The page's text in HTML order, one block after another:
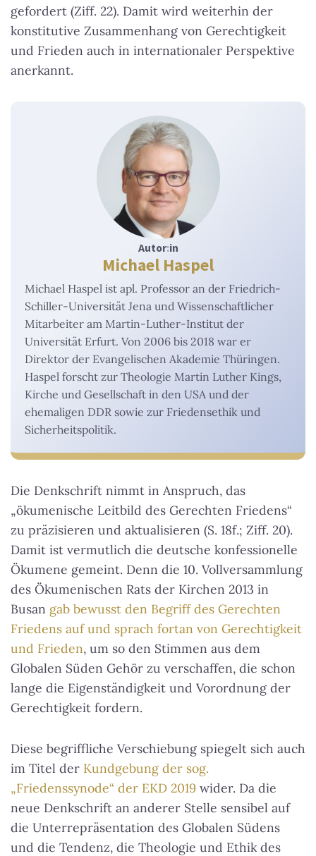
gefordert (Ziff. 22). Damit wird weiterhin der
konstitutive Zusammenhang von Gerechtigkeit
und Frieden auch in internationaler Perspektive
anerkannt.
Autor:in
Michael Haspel
Michael Haspel ist apl. Professor an der Friedrich-
Schiller-Universität Jena und Wissenschaftlicher
Mitarbeiter am Martin-Luther-Institut der
Universität Erfurt. Von 2006 bis 2018 war er
Direktor der Evangelischen Akademie Thüringen.
Haspel forscht zur Theologie Martin Luther Kings,
Kirche und Gesellschaft in den USA und der
ehemaligen DDR sowie zur Friedensethik und
Sicherheitspolitik.
Die Denkschrift nimmt in Anspruch, das
„ökumenische Leitbild des Gerechten Friedens“
zu präzisieren und aktualisieren (S. 18f.; Ziff. 20).
Damit ist vermutlich die deutsche konfessionelle
Ökumene gemeint. Denn die 10. Vollversammlung
des Ökumenischen Rats der Kirchen 2013 in
Busan gab bewusst den Begriff des Gerechten
Friedens auf und sprach fortan von Gerechtigkeit
und Frieden, um so den Stimmen aus dem
Globalen Süden Gehör zu verschaffen, die schon
lange die Eigenständigkeit und Vorordnung der
Gerechtigkeit fordern.
Diese begriffliche Verschiebung spiegelt sich auch
im Titel der Kundgebung der sog.
„Friedenssynode“ der EKD 2019 wider. Da die
neue Denkschrift an anderer Stelle sensibel auf
die Unterrepräsentation des Globalen Südens
und die Tendenz, die Theologie und Ethik des